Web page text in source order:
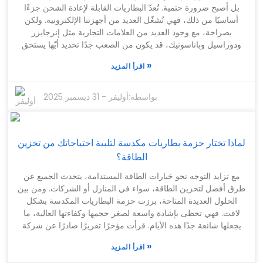
أهمية شراء البطاريات البديلة الأصلية. قد يبدو البحث المسبق مهمة
شاقة، لكن تخصيص الوقت الكافي لاختيار المنتج المناسب يستحق
العناء. فمعرفة ما تشتريه سيجنبك مشاكل مستقبلية ويضمن لك أداءً
ممتازاً لجهاز دايسون الخاص بك.
بل أصبح ضرورة حتمية. تُعدّ البطاريات القابلة لإعادة الشحن جزءًا
أساسيًا من ذلك، فهي تُشغّل العديد من أجهزتنا الإلكترونية. ولكن
بصراحة، مع وجود العديد من العلامات التجارية مثل إنرجايزر
ودوراسيل وباناسونيك، قد يكون من الصعب جدًا تحديد أيّها يستحق
وتفاصيل الأداء الخاصة بها، ولكن لا تؤدي جميع البطاريات الأداء نفسه
الشحن المناسبة، من الأفضل التفكير في أمور مثل سعتها، ومدة
تشغيلها، وما إذا كانت متوافقة مع أجهزتك. قد تتألق بعض البطاريات
في الأجهزة التي تستهلك طاقة عالية، بينما لا تُناسبها بطاريات أخرى.
الأمثل بين الجودة والسعر. قد يكون الأمر صعبًا بعض الشيء، لكن
»
بواسطة:أوليفر - 31 ديسمبر 2025
لماذا تختار حزمة بطاريات مكدسة لتلبية احتياجاتك من تخزين
الطاقة؟
مع تزايد التوجه نحو خيارات الطاقة المستدامة، يتحدث الجميع عن
طرق أفضل لتخزين الطاقة، سواء في المنازل أو الشركات. ومن بين
الحلول العديدة المتاحة، برزت حزمة البطاريات المكدسة بشكل
لافت. فهي تحظى بإشادة واسعة لصغر حجمها وكفاءتها العالية، ما
يجعلها شائعة جدًا هذه الأيام. قرأت مؤخرًا تقريرًا صادرًا عن شركة
»